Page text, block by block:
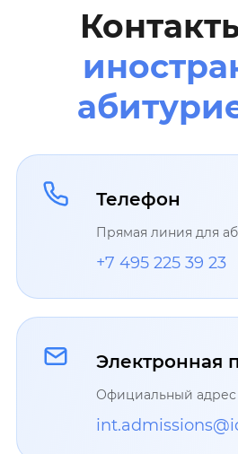
Телефон
Прямая линия для
+7 495 225 39 23
Электронная
Официальный адрес